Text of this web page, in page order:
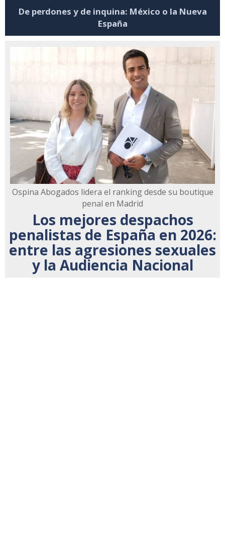
De perdones y de inquina: México o la Nueva
España
Ospina Abogados lidera el ranking desde su boutique
penal en Madrid
Los mejores despachos
penalistas de España en 2026:
entre las agresiones sexuales
y la Audiencia Nacional